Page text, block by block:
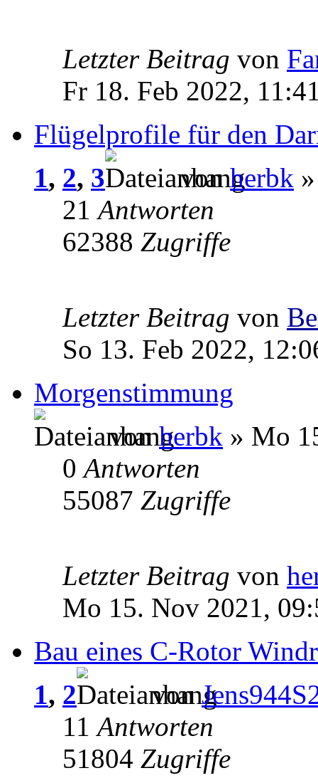
Letzter Beitrag von
Fr 18. Feb 2022,
Flügelprofile für den
1, 2, 3 vonherbk
21Antworten
62388 Zugriffe
Letzter Beitrag von
So 13. Feb 2022,
Morgenstimmung
vonherbk » Mo
0Antworten
55087 Zugriffe
Letzter Beitrag von
Mo 15. Nov 2021,
Bau eines C-Rotor
1, 2 von
11Antworten
51804 Zugriffe